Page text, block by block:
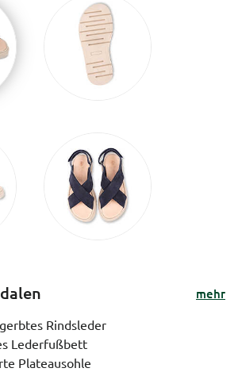
mehr
Rindsleder
Lederfußbett
Plateausohle